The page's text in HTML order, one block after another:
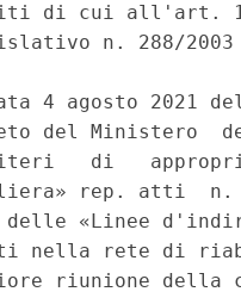
di cui all'art.
n. 288/
4 agosto 2021
del
di
rep. atti  n.
delle «Linee
nella rete di
riunione della